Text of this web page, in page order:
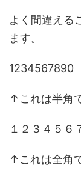
よく間違える
ます。
1234567890
↑これは半角
１２３４５６
↑これは全角